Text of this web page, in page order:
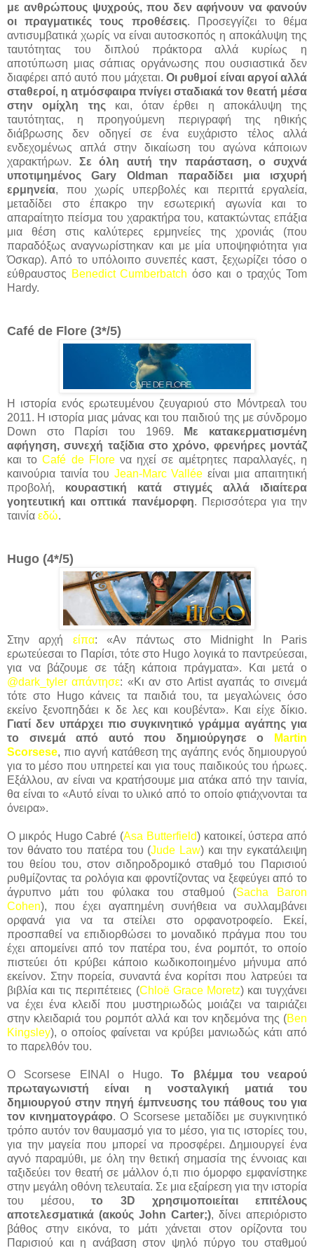
με ανθρώπους ψυχρούς, που δεν αφήνουν να φανούν
οι πραγματικές τους προθέσεις. Προσεγγίζει το θέμα
αντισυμβατικά χωρίς να είναι αυτοσκοπός η αποκάλυψη της
ταυτότητας του διπλού πράκτορα αλλά κυρίως η
αποτύπωση μιας σάπιας οργάνωσης που ουσιαστικά δεν
διαφέρει από αυτό που μάχεται.Οι ρυθμοί είναι αργοί αλλά
σταθεροί, η ατμόσφαιρα πνίγει σταδιακά τον θεατή μέσα
στην ομίχλη της και, όταν έρθει η αποκάλυψη της
ταυτότητας, η προηγούμενη περιγραφή της ηθικής
διάβρωσης δεν οδηγεί σε ένα ευχάριστο τέλος αλλά
ενδεχομένως απλά στην δικαίωση του αγώνα κάποιων
χαρακτήρων. Σε όλη αυτή την παράσταση, ο συχνά
υποτιμημένος Gary Oldman παραδίδει μια ισχυρή
ερμηνεία, που χωρίς υπερβολές και περιττά εργαλεία,
μεταδίδει στο έπακρο την εσωτερική αγωνία και το
απαραίτητο πείσμα του χαρακτήρα του, κατακτώντας επάξια
μια θέση στις καλύτερες ερμηνείες της χρονιάς (που
παραδόξως αναγνωρίστηκαν και με μία υποψηφιότητα για
Όσκαρ). Από το υπόλοιπο συνεπές καστ, ξεχωρίζει τόσο ο
εύθραυστος Benedict Cumberbatch όσο και ο τραχύς Tom
Hardy.
Café de Flore (3*/5)
Η ιστορία ενός ερωτευμένου ζευγαριού στο Μόντρεαλ του
2011. Η ιστορία μιας μάνας και του παιδιού της με σύνδρομο
Down στο Παρίσι του 1969.
Με κατακερματισμένη
αφήγηση, συνεχή ταξίδια στο χρόνο, φρενήρες μοντάζ
και τοCafé de Floreνα ηχεί σε αμέτρητες παραλλαγές, η
καινούρια ταινία του Jean-Marc Vallée είναι μια απαιτητική
προβολή, κουραστική κατά στιγμές αλλά ιδιαίτερα
γοητευτική και οπτικά πανέμορφη. Περισσότερα για την
ταινία εδώ.
Hugo (4*/5)
Στην αρχή είπα: «Αν πάντως στο Midnight In Paris
ερωτεύεσαι το Παρίσι, τότε στο Hugo λογικά το παντρεύεσαι,
για να βάζουμε σε τάξη κάποια πράγματα». Και μετά ο
@dark_tyler απάντησε: «Κι αν στο Artist αγαπάς το σινεμά
τότε στο Hugo κάνεις τα παιδιά του, τα μεγαλώνεις όσο
εκείνο ξενοπηδάει κ δε λες και κουβέντα». Και είχε δίκιο.
Γιατί δεν υπάρχει πιο συγκινητικό γράμμα αγάπης για
το σινεμά από αυτό που δημιούργησε ο
Martin
Scorsese, πιο αγνή κατάθεση της αγάπης ενός δημιουργού
για το μέσο που υπηρετεί και για τους παιδικούς του ήρωες.
Εξάλλου, αν είναι να κρατήσουμε μια ατάκα από την ταινία,
θα είναι το «Αυτό είναι το υλικό από το οποίο φτιάχνονται τα
όνειρα».
Ο μικρός Hugo Cabré (Asa Butterfield) κατοικεί, ύστερα από
τον θάνατο του πατέρα του (Jude Law) και την εγκατάλειψη
του θείου του, στον σιδηροδρομικό σταθμό του Παρισιού
ρυθμίζοντας τα ρολόγια και φροντίζοντας να ξεφεύγει από το
άγρυπνο μάτι του φύλακα του σταθμού (Sacha Baron
Cohen), που έχει αγαπημένη συνήθεια να συλλαμβάνει
ορφανά για να τα στείλει στο ορφανοτροφείο. Εκεί,
προσπαθεί να επιδιορθώσει το μοναδικό πράγμα που του
έχει απομείνει από τον πατέρα του, ένα ρομπότ, το οποίο
πιστεύει ότι κρύβει κάποιο κωδικοποιημένο μήνυμα από
εκείνον. Στην πορεία, συναντά ένα κορίτσι που λατρεύει τα
βιβλία και τις περιπέτειες (Chloë Grace Moretz) και τυγχάνει
να έχει ένα κλειδί που μυστηριωδώς μοιάζει να ταιριάζει
στην κλειδαριά του ρομπότ αλλά και τον κηδεμόνα της (Ben
Kingsley), ο οποίος φαίνεται να κρύβει μανιωδώς κάτι από
το παρελθόν του.
Ο Scorsese ΕΙΝΑΙ ο Hugo.Το βλέμμα του νεαρού
πρωταγωνιστή είναι η νοσταλγική ματιά του
δημιουργού στην πηγή έμπνευσης του πάθους του για
τον κινηματογράφο. Ο Scorsese μεταδίδει με συγκινητικό
τρόπο αυτόν τον θαυμασμό για το μέσο, για τις ιστορίες του,
για την μαγεία που μπορεί να προσφέρει. Δημιουργεί ένα
αγνό παραμύθι, με όλη την θετική σημασία της έννοιας και
ταξιδεύει τον θεατή σε μάλλον ό,τι πιο όμορφο εμφανίστηκε
στην μεγάλη οθόνη τελευταία. Σε μια εξαίρεση για την ιστορία
του μέσου,το 3D χρησιμοποιείται επιτέλους
αποτελεσματικά (ακούς John Carter;), δίνει απεριόριστο
βάθος στην εικόνα, το μάτι χάνεται στον ορίζοντα του
Παρισιού και η ανάβαση στον ψηλό πύργο του σταθμού